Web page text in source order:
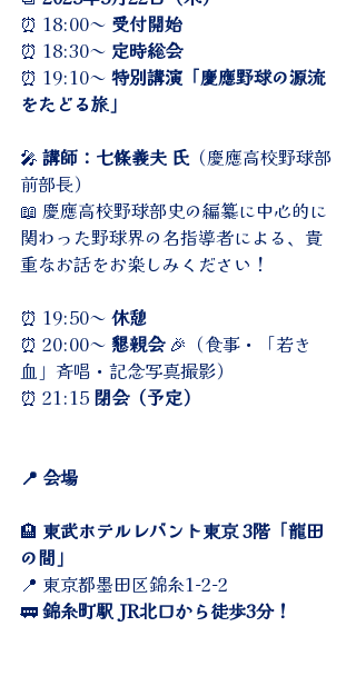
⏰ 18:00～ 受付開始
⏰ 18:30～ 定時総会
⏰ 19:10～ 特別講演「慶應野球の源流
をたどる旅」
🎤 講師：七條義夫 氏（慶應高校野球部
前部長）
📖 慶應高校野球部史の編纂に中心的に
関わった野球界の名指導者による、貴
重なお話をお楽しみください！
⏰ 19:50～ 休憩
⏰ 20:00～ 懇親会 🎉（食事・「若き
血」斉唱・記念写真撮影）
⏰ 21:15 閉会（予定）
📍 会場
🏨 東武ホテルレバント東京 3階「龍田
の間」
📍 東京都墨田区錦糸1-2-2
🚃 錦糸町駅 JR北口から徒歩3分！